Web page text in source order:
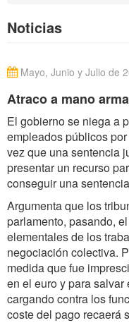
CONTACT
Noticias
Mayo, Junio y Julio de
Atraco a mano
El gobierno se niega a
empleados públicos
vez que una sentencia
presentar un recurso
conseguir una
Argumenta que los
parlamento, pasando,
elementales de los
negociación colectiva.
medida que fue
en el euro y para
cargando contra los
coste del pago recaerá